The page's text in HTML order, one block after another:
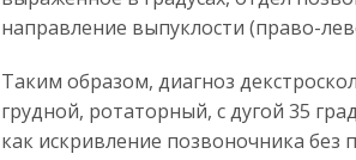
направление выпуклости (право-
Таким образом, диагноз
грудной, ротаторный, с дугой 35
как искривление позвоночника